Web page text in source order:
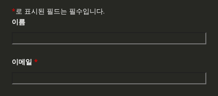
*로 표시된 필드는 필수입니다.
이름
이메일 *